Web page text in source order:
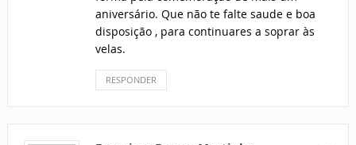
aniversário. Que não te falte saude e boa
disposição , para continuares a soprar às
velas.
RESPONDER